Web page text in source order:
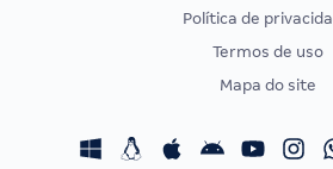
CONCURSOS POR PROFISSÃO
Concursos Fiscais
Política de
Termos de uso
Mapa do site